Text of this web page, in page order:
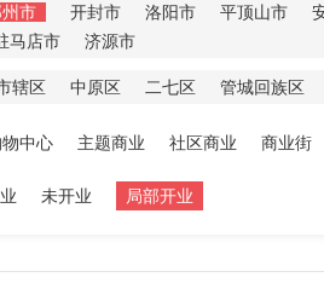
市 开封市 洛阳市 平顶山市
马店市 济源市
辖区 中原区 二七区 管城回族区
物中心 主题商业 社区商业 商业街
未开业 局部开业